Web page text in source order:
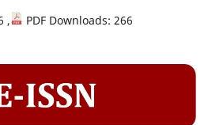
, PDF Downloads: 266